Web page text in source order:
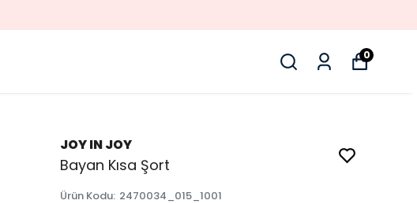
0
JOY IN JOY
Bayan Kısa Şort
Ürün Kodu: 2470034_015_1001